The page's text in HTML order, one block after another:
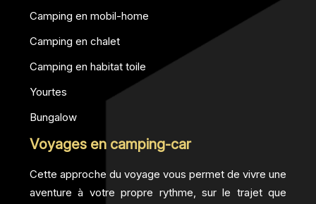
Camping en mobil-home
Camping en chalet
Camping en habitat toile
Yourtes
Bungalow
Voyages en camping-car
Cette approche du voyage vous permet de vivre une
aventure à votre propre rythme, sur le trajet que